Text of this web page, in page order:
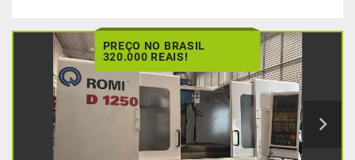
PREÇO NO BRASIL
320.000 REAIS!